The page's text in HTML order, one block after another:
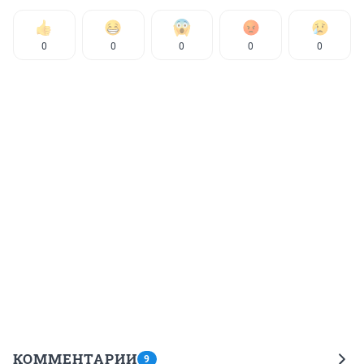
0 0 0 0 0
КОММЕНТАРИИ 9